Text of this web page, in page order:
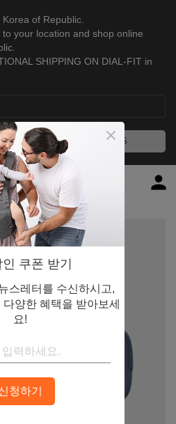
of Republic.
your location and shop online
SHIPPING ON DIAL-FIT in
NO, THANKS
쿠폰 받기
스레터를 수신하시고,
양한 혜택을 받아보세
요!
청하기